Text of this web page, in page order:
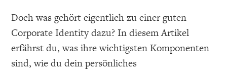
Doch was gehört eigentlich zu einer guten
Corporate Identity dazu? In diesem Artikel
erfährst du, was ihre wichtigsten Komponenten
sind, wie du dein persönliches